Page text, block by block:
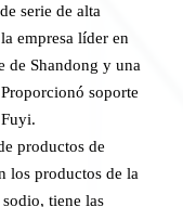
serie de alta
empresa líder en
de Shandong y una
soporte
productos de
los productos de la
tiene las